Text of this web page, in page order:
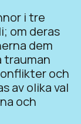
i tre
om deras
dem
trauman
och
av olika val
och